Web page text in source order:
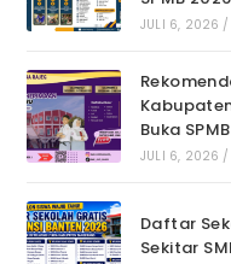
JULI 6, 2026 /
Buka
JULI 6, 2026 /
Daftar
Sekitar